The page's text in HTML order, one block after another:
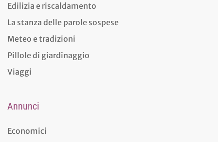
Edilizia e riscaldamento
La stanza delle parole sospese
Meteo e tradizioni
Pillole di giardinaggio
Viaggi
Annunci
Economici